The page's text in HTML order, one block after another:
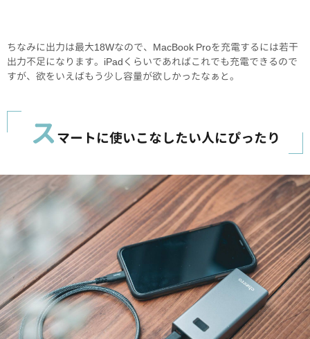
ちなみに出力は最大18Wなので、MacBook Proを充電するには若干
出力不足になります。iPadくらいであればこれでも充電できるので
すが、欲をいえばもう少し容量が欲しかったなぁと。
スマートに使いこなしたい人にぴったり